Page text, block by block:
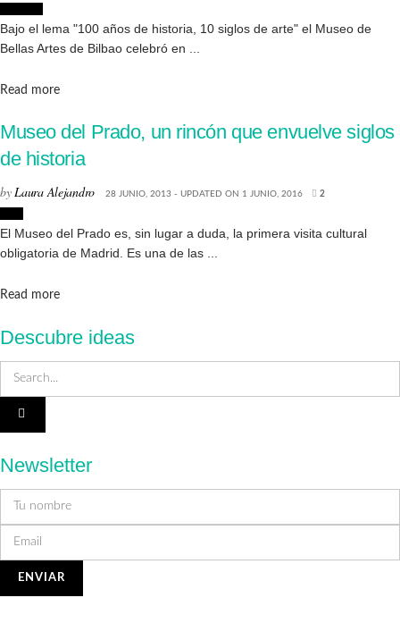
Bajo el lema "100 años de historia, 10 siglos de arte" el Museo de
Bellas Artes de Bilbao celebró en ...
Read moreDetails
Museo del Prado, un rincón que envuelve siglos
de historia
byLaura Alejandro 28 JUNIO, 2013 - UPDATED ON 1 JUNIO, 2016 2
El Museo del Prado es, sin lugar a duda, la primera visita cultural
obligatoria de Madrid. Es una de las ...
Read moreDetails
Descubre ideas
Newsletter